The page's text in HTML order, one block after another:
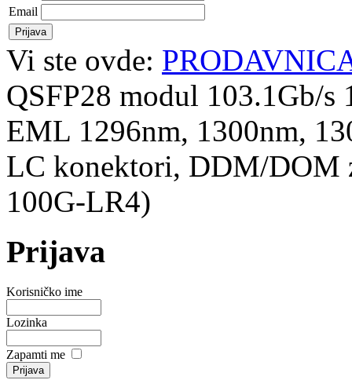
Email
Vi ste ovde:
QSFP28 modul 103.1Gb/
EML 1296nm, 1300nm,
LC konektori, DDM/DOM
100G-LR4)
Prijava
Korisničko ime
Lozinka
Zapamti me